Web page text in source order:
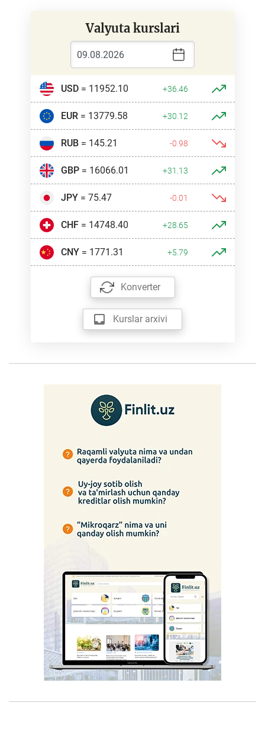
Valyuta kurslari
USD= 11952.10 +36.46
EUR= 13779.58 +30.12
RUB= 145.21 -0.98
GBP= 16066.01 +31.13
JPY= 75.47 -0.01
CHF= 14748.40 +28.65
CNY= 1771.31 +5.79
Konverter
Kurslar arxivi